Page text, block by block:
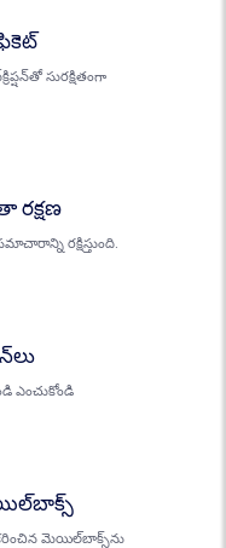
సురక్షితంగా
రక్షణ
రక్షిస్తుంది.
ఎంచుకోండి
మెయిల్‌బాక్స్‌ను